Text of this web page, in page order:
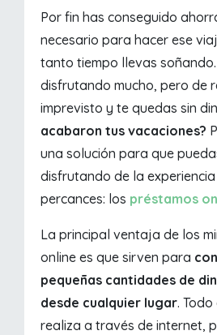
Por fin has conseguido
necesario para hacer ese
tanto tiempo llevas
disfrutando mucho, pero de
imprevisto y te quedas sin
acabaron tus vacaciones?
una solución para que
disfrutando de la experiencia
percances: los préstamos
La principal ventaja de los
online es que sirven para
pequeñas cantidades de
desde cualquier lugar.
realiza a través de internet,